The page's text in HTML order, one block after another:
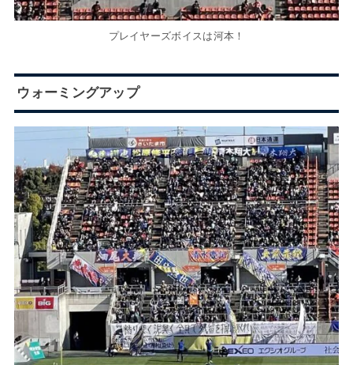
プレイヤーズボイスは河本！
ウォーミングアップ